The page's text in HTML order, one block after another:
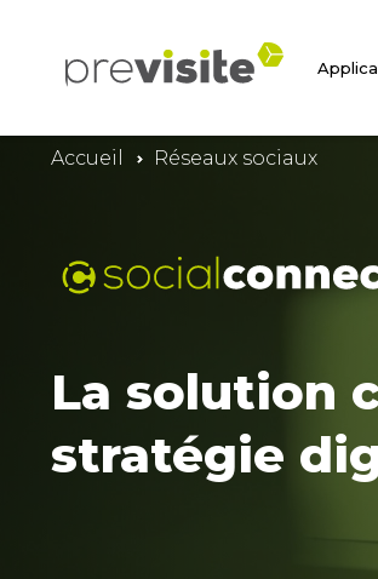
La solution
stratégie
Accueil Réseaux sociaux